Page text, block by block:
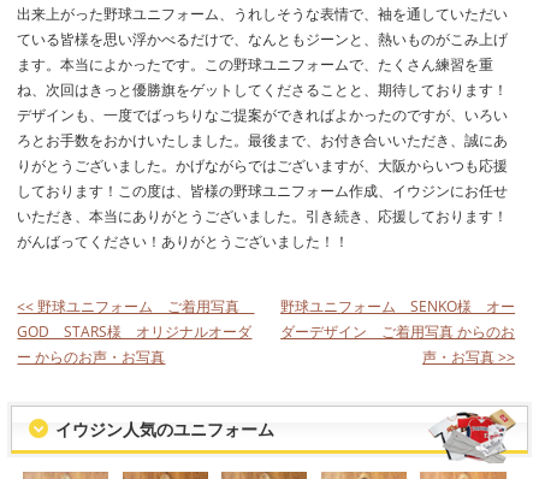
出来上がった野球ユニフォーム、うれしそうな表情で、袖を通していただい
ている皆様を思い浮かべるだけで、なんともジーンと、熱いものがこみ上げ
ます。本当によかったです。この野球ユニフォームで、たくさん練習を重
ね、次回はきっと優勝旗をゲットしてくださることと、期待しております！
デザインも、一度でばっちりなご提案ができればよかったのですが、いろい
ろとお手数をおかけいたしました。最後まで、お付き合いいただき、誠にあ
りがとうございました。かげながらではございますが、大阪からいつも応援
しております！この度は、皆様の野球ユニフォーム作成、イウジンにお任せ
いただき、本当にありがとうございました。引き続き、応援しております！
がんばってください！ありがとうございました！！
<< 野球ユニフォーム ご着用写真
GOD STARS様 オリジナルオーダ
ー からのお声・お写真
野球ユニフォーム SENKO様 オー
ダーデザイン ご着用写真 からのお
声・お写真 >>
イウジン人気のユニフォーム